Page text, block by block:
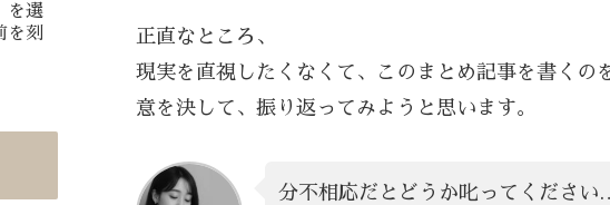
正直なところ、
現実を直視したくなくて、このまとめ記事を書く
意を決して、振り返ってみようと思います。
分不相応だとどうか叱ってください
を選
を刻